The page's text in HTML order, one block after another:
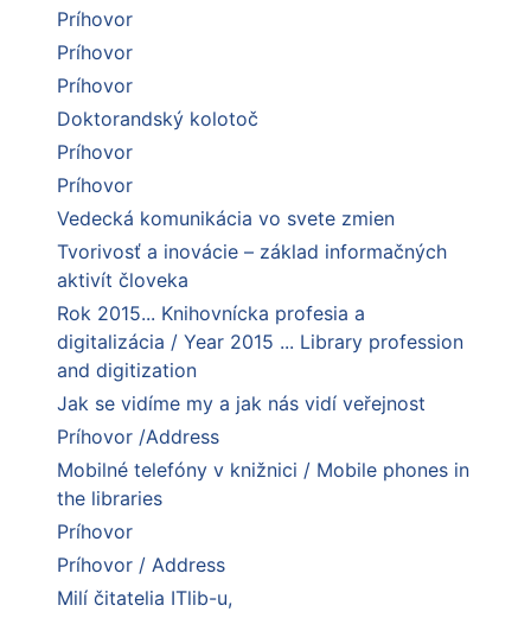
Príhovor
Príhovor
Príhovor
Doktorandský kolotoč
Príhovor
Príhovor
Vedecká komunikácia vo svete zmien
Tvorivosť a inovácie – základ informačných
aktivít človeka
Rok 2015... Knihovnícka profesia a
digitalizácia / Year 2015 ... Library profession
and digitization
Jak se vidíme my a jak nás vidí veřejnost
Príhovor /Address
Mobilné telefóny v knižnici / Mobile phones in
the libraries
Príhovor
Príhovor / Address
Milí čitatelia ITlib-u,